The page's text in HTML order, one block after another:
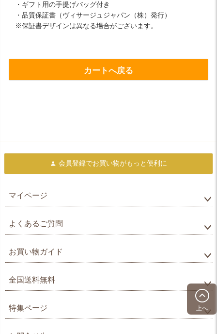
・ギフト用の手提げバッグ付き
・品質保証書（ヴィサージュジャパン（株）発行）
※保証書デザインは異なる場合がございます。
カートへ戻る
上へ
会員登録でお買い物がもっと便利に
マイページ
よくあるご質問
お買い物ガイド
全国送料無料
特集ページ